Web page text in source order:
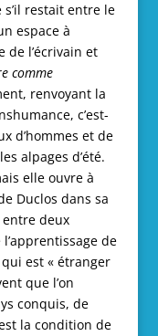
restait entre le
espace à
l’écrivain et
comme
renvoyant la
c’est-
d’hommes et de
alpages d’été.
elle ouvre à
Duclos dans sa
deux
de
est « étranger
que l’on
conquis, de
la condition de